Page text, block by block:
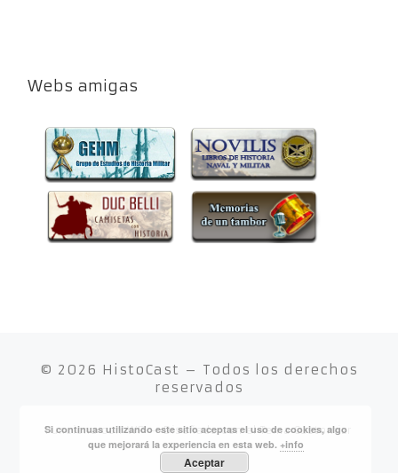
Webs amigas
© 2026 HistoCast – Todos los derechos
reservados
Funciona conWP– Diseñado con elTema Customizr
Si continuas utilizando este sitio aceptas el uso de cookies, algo
que mejorará la experiencia en esta web. +info
Aceptar